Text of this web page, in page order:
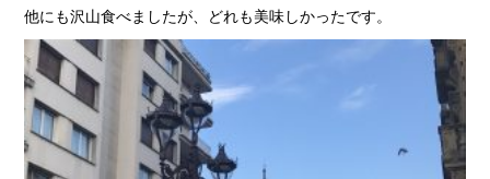
他にも沢山食べましたが、どれも美味しかったです。